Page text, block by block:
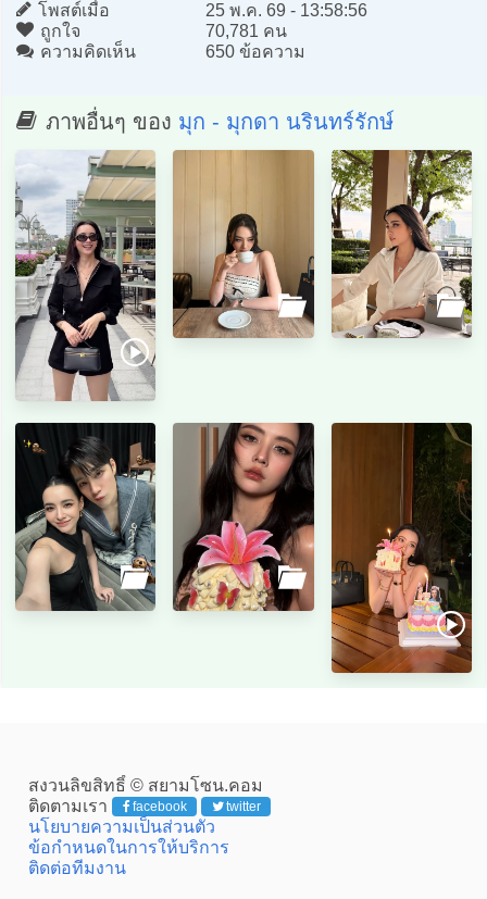
โพสต์เมื่อ
25 พ.ค. 69 - 13:58:56
ถูกใจ
70,781 คน
ความคิดเห็น
650 ข้อความ
ภาพอื่นๆ ของ มุก - มุกดา นรินทร์รักษ์
สงวนลิขสิทธิ์ © สยามโซน.คอม
ติดตามเรา
facebook twitter
นโยบายความเป็นส่วนตัว
ข้อกำหนดในการให้บริการ
ติดต่อทีมงาน